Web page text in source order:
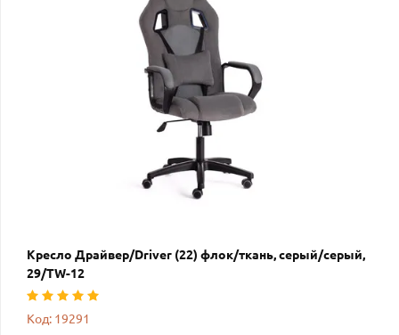
Кресло Драйвер/Driver (22) флок/ткань, серый/серый,
29/TW-12
Код: 19291